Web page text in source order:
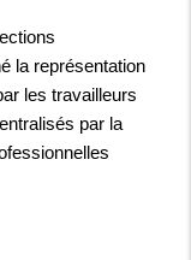
la représentation
les travailleurs
par la